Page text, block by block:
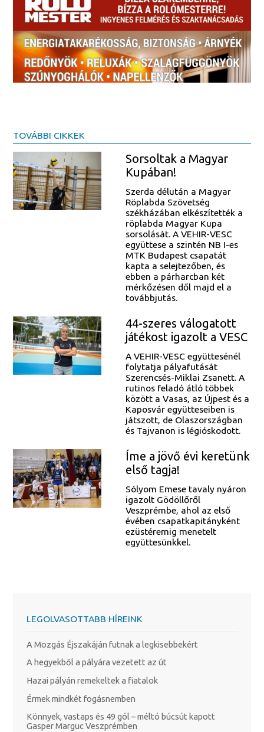
TOVÁBBI CIKKEK
Sorsoltak a Magyar
Kupában!
Szerda délután a Magyar
Röplabda Szövetség
székházában elkészítették a
röplabda Magyar Kupa
sorsolását. A VEHIR-VESC
együttese a szintén NB I-es
MTK Budapest csapatát
kapta a selejtezőben, és
ebben a párharcban két
mérkőzésen dől majd el a
továbbjutás.
44-szeres válogatott
játékost igazolt a VESC
A VEHIR-VESC együttesénél
folytatja pályafutását
Szerencsés-Miklai Zsanett. A
rutinos feladó átló többek
között a Vasas, az Újpest és a
Kaposvár együtteseiben is
játszott, de Olaszországban
és Tajvanon is légióskodott.
Íme a jövő évi keretünk
első tagja!
Sólyom Emese tavaly nyáron
igazolt Gödöllőről
Veszprémbe, ahol az első
évében csapatkapitányként
ezüstéremig menetelt
együttesünkkel.
LEGOLVASOTTABB HÍREINK
A Mozgás Éjszakáján futnak a legkisebbekért
A hegyekből a pályára vezetett az út
Hazai pályán remekeltek a fiatalok
Érmek mindkét fogásnemben
Könnyek, vastaps és 49 gól – méltó búcsút kapott
Gasper Marguc Veszprémben